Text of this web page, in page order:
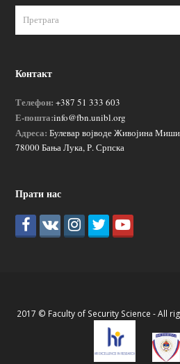
Контакт
Телефон: +387 51 333 603
Е-пошта:info@fbn.unibl.org
Адреса: Булевар војводе Живојина
78000 Бања Лука, Р. Српска
Прати нас
2017 © Faculty of Security Science - All